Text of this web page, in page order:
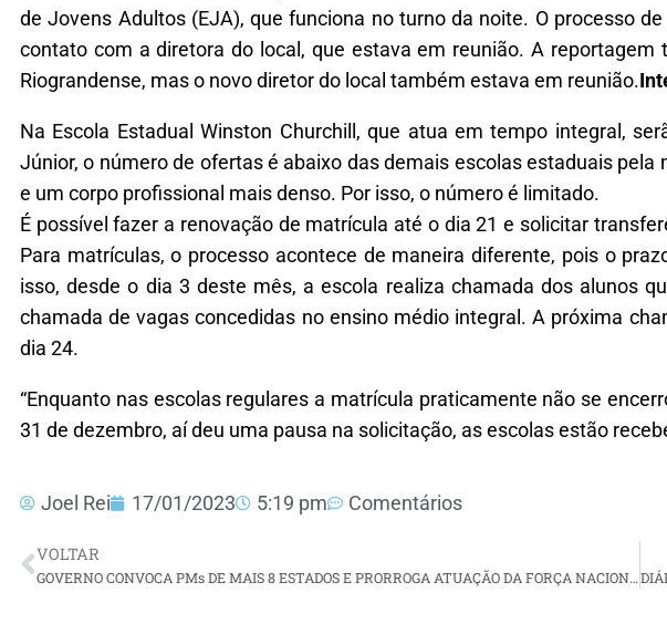
de Jovens Adultos (EJA), que funciona no turno da noite. O processo
contato com a diretora do local, que estava em reunião. A
Riograndense, mas o novo diretor do local também estava em reunião.
Na Escola Estadual Winston Churchill, que atua em tempo integral,
Júnior, o número de ofertas é abaixo das demais escolas estaduais
e um corpo profissional mais denso. Por isso, o número é limitado.
É possível fazer a renovação de matrícula até o dia 21 e solicitar
Para matrículas, o processo acontece de maneira diferente, pois o
isso, desde o dia 3 deste mês, a escola realiza chamada dos alunos
chamada de vagas concedidas no ensino médio integral. A próxima
dia 24.
“Enquanto nas escolas regulares a matrícula praticamente não se
31 de dezembro, aí deu uma pausa na solicitação, as escolas estão
Joel Rei 17/01/2023 5:19 pm Comentários
VOLTAR
GOVERNO CONVOCA PMs DE MAIS 8 ESTADOS E PRORROGA ATUAÇÃO DA FORÇA NACIONAL NO DF